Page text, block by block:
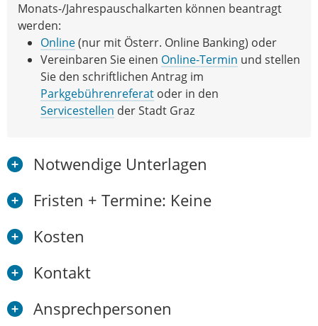
Monats-/Jahrespauschalkarten können beantragt
werden:
Online(nur mit Österr. Online Banking) oder
Vereinbaren Sie einen Online-Termin und stellen
Sie den schriftlichen Antrag im
Parkgebührenreferat oder in den
Servicestellen der Stadt Graz
Notwendige Unterlagen
Fristen + Termine: Keine
Kosten
Kontakt
Ansprechpersonen